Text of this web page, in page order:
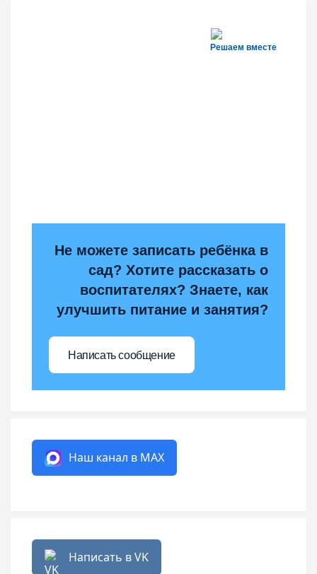
Решаем вместе
Не можете записать ребёнка в
сад? Хотите рассказать о
воспитателях? Знаете, как
улучшить питание и занятия?
Написать сообщение
Наш канал в MAX
Написать в VK